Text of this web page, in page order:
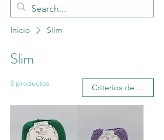
Inicio Slim
Slim
8 productos Criterios de